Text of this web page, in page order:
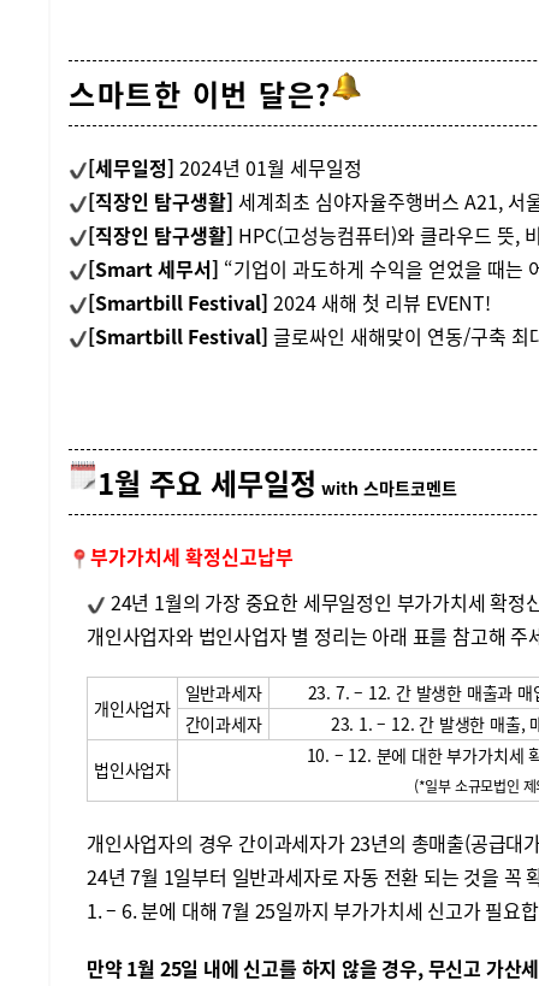
스마트한 이번 달은?
[세무일정] 2024년 01월 세무일정
[직장인 탐구생활] 세계최초 심야자율주행버스 A21, 서
[직장인 탐구생활] HPC(고성능컴퓨터)와 클라우드 뜻,
[Smart 세무서] “기업이 과도하게 수익을 얻었을 때는
[Smartbill Festival] 2024 새해 첫 리뷰 EVENT!
[Smartbill Festival] 글로싸인 새해맞이 연동/구축 최
1월 주요 세무일정 with 스마트코멘트
부가가치세 확정신고납부
24년 1월의 가장 중요한 세무일정인 부가가치세 확정
개인사업자와 법인사업자 별 정리는 아래 표를 참고해 주
개인사업자
일반과세자
23. 7. – 12. 간 발생한 매출과 매
간이과세자
23. 1. – 12. 간 발생한 매출,
법인사업자
10. – 12. 분에 대한 부가가치세
(*일부 소규모법인
개인사업자의 경우 간이과세자가 23년의 총매출(공급대
24년 7월 1일부터 일반과세자로 자동 전환 되는 것을 꼭
1. – 6. 분에 대해 7월 25일까지 부가가치세 신고가 필요
만약 1월 25일 내에 신고를 하지 않을 경우, 무신고 가산